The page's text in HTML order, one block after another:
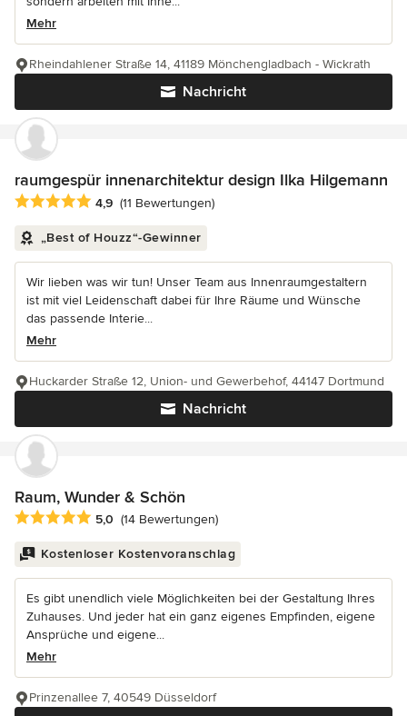
Mehr
Nachricht
Rheindahlener Straße 14, 41189 Mönchengladbach - Wickrath
raumgespür innenarchitektur design Ilka Hilgemann
Durchschnittliche Bewertung: 4.9 von 5 Sternen
4,9 (11 Bewertungen)
„Best of Houzz“-Gewinner
Wir lieben was wir tun! Unser Team aus Innenraumgestaltern
ist mit viel Leidenschaft dabei für Ihre Räume und Wünsche
das passende Interie...
Mehr
Nachricht
Huckarder Straße 12, Union- und Gewerbehof, 44147 Dortmund
Raum, Wunder & Schön
Durchschnittliche Bewertung: 5 von 5 Sternen
5,0 (14 Bewertungen)
Kostenloser Kostenvoranschlag
Es gibt unendlich viele Möglichkeiten bei der Gestaltung Ihres
Zuhauses. Und jeder hat ein ganz eigenes Empfinden, eigene
Ansprüche und eigene...
Mehr
Prinzenallee 7, 40549 Düsseldorf